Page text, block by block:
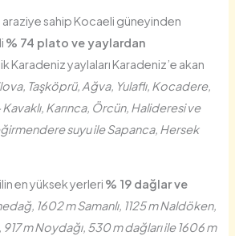
araziye sahip Kocaeli güneyinden
% 74 plato ve yaylardan
Karadeniz yaylaları Karadeniz’e akan
Taşköprü, Ağva, Yulaflı, Kocadere,
Karınca, Örcün, Halideresi ve
suyu ile Sapanca, Hersek
en yüksek yerleri % 19 dağlar ve
1602 m Samanlı, 1125 m Naldöken,
917 m Noydağı, 530 m dağları ile 1606 m